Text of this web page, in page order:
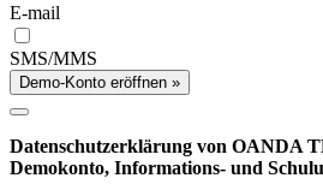
E-mail
SMS/MMS
Demo-Konto eröffnen »
Datenschutzerklärung von OANDA
Demokonto, Informations- und